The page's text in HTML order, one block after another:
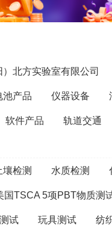
北方实验室有限公司
池产品 仪器设备
软件产品 轨道交通
壤检测 水质检测
国TSCA 5项PBT物质测
试 玩具测试 纺